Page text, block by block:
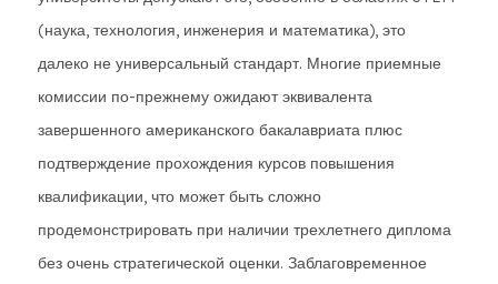
(наука, технология, инженерия и математика), это
далеко не универсальный стандарт. Многие приемные
комиссии по-прежнему ожидают эквивалента
завершенного американского бакалавриата плюс
подтверждение прохождения курсов повышения
квалификации, что может быть сложно
продемонстрировать при наличии трехлетнего диплома
без очень стратегической оценки. Заблаговременное